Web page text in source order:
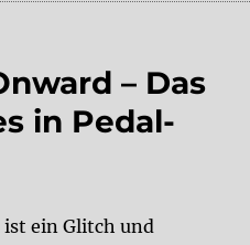
– Das
in Pedal-
ist ein Glitch und